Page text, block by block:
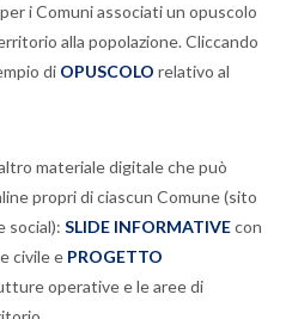
i Comuni associati un opuscolo
alla popolazione. Cliccando
di OPUSCOLO relativo al
materiale digitale che può
propri di ciascun Comune (sito
social): SLIDE INFORMATIVEcon
civile e PROGETTO
operative e le aree di